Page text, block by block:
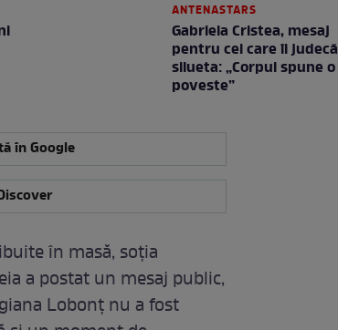
ANTENASTARS
Gabriela Cristea, mesaj
pentru cei care îi judecă
silueta: „Corpul spune o
poveste”
în Google
în masă, soția
a postat un mesaj public,
Lobonț nu a fost